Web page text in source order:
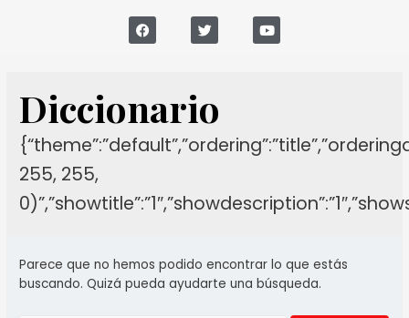
Diccionario
255, 255,
Parece que no hemos podido encontrar lo que estás
buscando. Quizá pueda ayudarte una búsqueda.